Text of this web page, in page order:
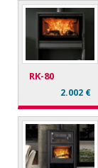
RK-80
2.002 €